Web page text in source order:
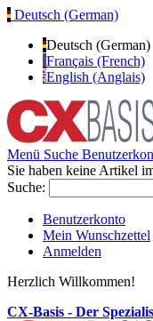
Deutsch (German)
Deutsch (German)
Français (French)
English (Anglais)
Menü Suche
Sie haben keine Artikel
Suche:
Benutzerkonto
Mein Wunschzettel
Anmelden
Herzlich Willkommen!
CX-Basis - Der